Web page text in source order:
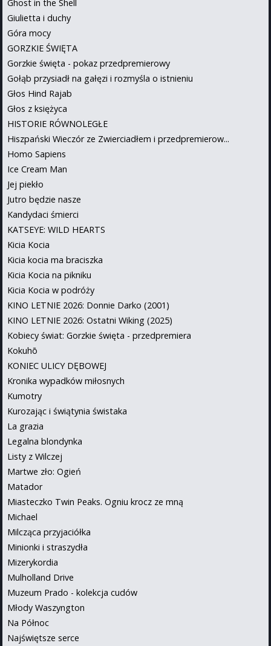
Ghost in the Shell
Giulietta i duchy
Góra mocy
GORZKIE ŚWIĘTA
Gorzkie święta - pokaz przedpremierowy
Gołąb przysiadł na gałęzi i rozmyśla o istnieniu
Głos Hind Rajab
Głos z księżyca
HISTORIE RÓWNOLEGŁE
Hiszpański Wieczór ze Zwierciadłem i przedpremierow...
Homo Sapiens
Ice Cream Man
Jej piekło
Jutro będzie nasze
Kandydaci śmierci
KATSEYE: WILD HEARTS
Kicia Kocia
Kicia kocia ma braciszka
Kicia Kocia na pikniku
Kicia Kocia w podróży
KINO LETNIE 2026: Donnie Darko (2001)
KINO LETNIE 2026: Ostatni Wiking (2025)
Kobiecy świat: Gorzkie święta - przedpremiera
Kokuhō
KONIEC ULICY DĘBOWEJ
Kronika wypadków miłosnych
Kumotry
Kurozając i świątynia świstaka
La grazia
Legalna blondynka
Listy z Wilczej
Martwe zło: Ogień
Matador
Miasteczko Twin Peaks. Ogniu krocz ze mną
Michael
Milcząca przyjaciółka
Minionki i straszydła
Mizerykordia
Mulholland Drive
Muzeum Prado - kolekcja cudów
Młody Waszyngton
Na Północ
Najświętsze serce